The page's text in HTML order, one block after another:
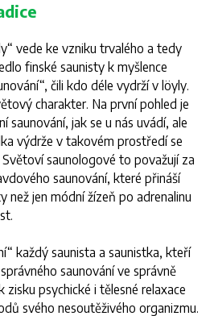
vede ke vzniku trvalého a tedy
finské saunisty k myšlence
čili kdo déle vydrží v löyly.
charakter. Na první pohled je
saunování, jak se u nás uvádí, ale
výdrže v takovém prostředí se
saunologové to považují za
saunování, které přináší
než jen módní žízeň po adrenalinu
každý saunista a saunistka, kteří
saunování ve správně
zisku psychické i tělesné relaxace
svého nesoutěživého organizmu.